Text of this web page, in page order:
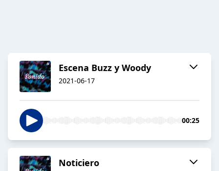
Escena Buzz y Woody
2021-06-17
00:25
Noticiero